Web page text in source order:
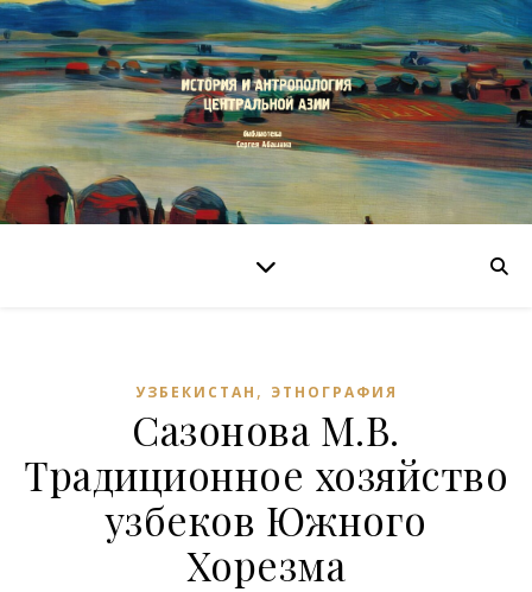
УЗБЕКИСТАН , ЭТНОГРАФИЯ
Сазонова М.В.
Традиционное хозяйство
узбеков Южного
Хорезма